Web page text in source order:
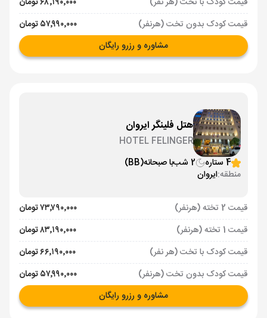
قیمت کودک بدون تخت (هرنفر)
۵۷٬۹۹۰٬۰۰۰ تومان
مشاوره و رزرو رایگان
هتل فلینگر ایروان
HOTEL FELINGER
4 ستاره
2 شب با صبحانه(BB)
منطقه:ایروان
قیمت 2 تخته (هرنفر)
۷۳٬۷۹۰٬۰۰۰ تومان
قیمت 1 تخته (هرنفر)
۸۳٬۱۹۰٬۰۰۰ تومان
قیمت کودک با تخت (هر نفر)
۶۶٬۱۹۰٬۰۰۰ تومان
قیمت کودک بدون تخت (هرنفر)
۵۷٬۹۹۰٬۰۰۰ تومان
مشاوره و رزرو رایگان